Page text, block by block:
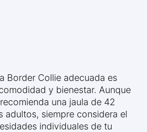
Border Collie adecuada es
y bienestar. Aunque
una jaula de 42
adultos, siempre considera el
individuales de tu